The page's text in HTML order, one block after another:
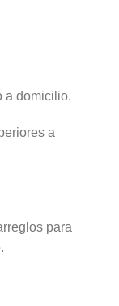
a domicilio.
a
para